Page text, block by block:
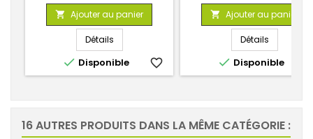
de
base
 Ajouter au panier
Détails
 Disponible favorite_border
de
base
 Ajouter au panier
Détails
 Disponible
16 AUTRES PRODUITS DANS LA MÊME CATÉGORIE :